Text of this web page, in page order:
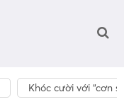
Khóc cười với “cơn